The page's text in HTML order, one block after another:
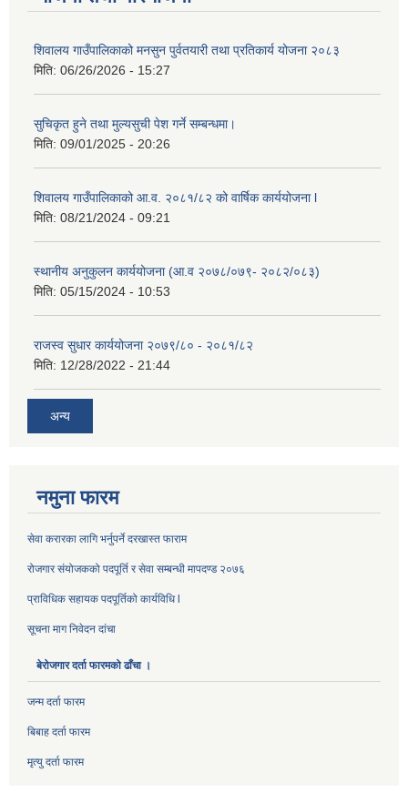
शिवालय गाउँपालिकाको मनसुन पुर्वतयारी तथा प्रतिकार्य योजना २०८३
मिति: 06/26/2026 - 15:27
सुचिकृत हुने तथा मुल्यसुची पेश गर्ने सम्बन्धमा।
मिति: 09/01/2025 - 20:26
शिवालय गाउँपालिकाको आ.व. २०८१/८२ को वार्षिक कार्ययोजना l
मिति: 08/21/2024 - 09:21
स्थानीय अनुकुलन कार्ययोजना (आ.व २०७८/०७९- २०८२/०८३)
मिति: 05/15/2024 - 10:53
राजस्व सुधार कार्ययोजना २०७९/८० - २०८१/८२
मिति: 12/28/2022 - 21:44
अन्य
नमुना फारम
सेवा करारका लागि भर्नुपर्ने दरखास्त फाराम
रोजगार संयोजकको पदपूर्ति र सेवा सम्बन्धी मापदण्ड २०७६
प्राविधिक सहायक पदपूर्तिको कार्यविधि l
सूचना माग निवेदन दांचा
बेरोजगार दर्ता फारमको ढाँचा ।
जन्म दर्ता फारम
बिबाह दर्ता फारम
मृत्यु दर्ता फारम